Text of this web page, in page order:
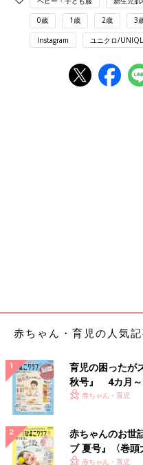
0歳 1歳 2歳 3
Instagram ユニクロ/
赤ちゃん・育児の人気
育児の困ったが
秋号』 4カ月～
いっぱい！
赤ちゃん・育児
赤ちゃんのお世
ブ 夏号』〈巻
赤ちゃん・育児